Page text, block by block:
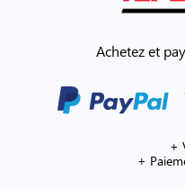
Achetez et
+
+